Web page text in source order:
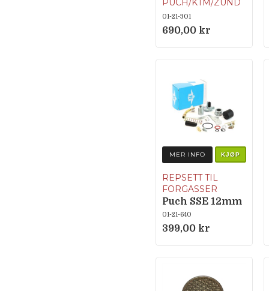
PUCH/KTM/ZÜND
APP M.FL.
01-21-301
690,00 kr
MER INFO KJØP
REPSETT TIL
FORGASSER
Puch SSE 12mm
01-21-640
399,00 kr